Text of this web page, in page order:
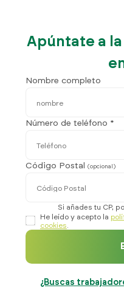
Apúntate a
Nombre completo
Número de teléfono *
Código Postal (opcional)
Si añades tu CP,
He leído y acepto la
cookies
¿Buscas